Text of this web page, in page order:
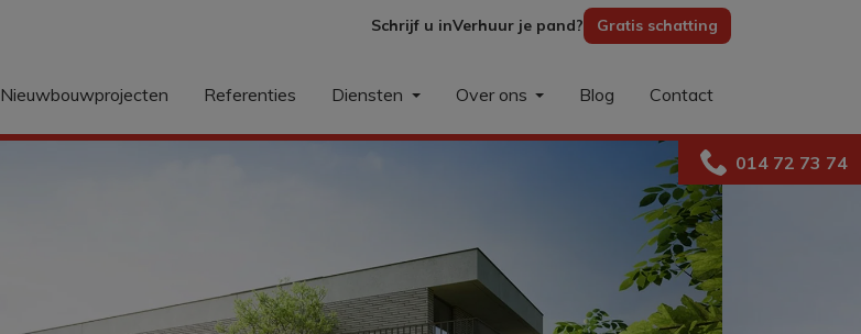
Schrijf u inVerhuur je pand? Gratis schatting
Nieuwbouwprojecten Referenties Diensten Over ons Blog Contact
014 72 73 74